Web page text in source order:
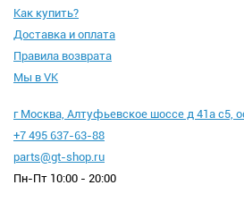
Как купить?
Доставка и оплата
Правила возврата
Мы в VK
г Москва, Алтуфьевское шоссе д 41а с5,
+7 495 637-63-88
parts@gt-shop.ru
Пн-Пт 10:00 - 20:00